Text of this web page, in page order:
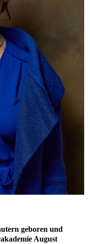
geboren und
August